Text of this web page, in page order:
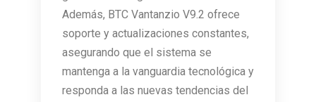
Además, BTC Vantanzio V9.2 ofrece
soporte y actualizaciones constantes,
asegurando que el sistema se
mantenga a la vanguardia tecnológica y
responda a las nuevas tendencias del